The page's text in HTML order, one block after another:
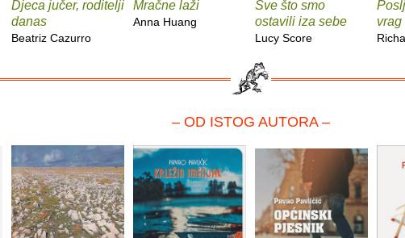
Djeca jučer, roditelji
danas
Beatriz Cazurro
Mračne laži
Anna Huang
Sve što smo
ostavili iza sebe
Lucy Score
vrag
– OD ISTOG AUTORA –